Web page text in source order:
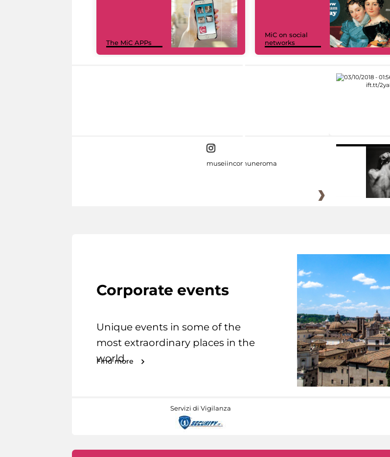
The MiC APPs
MiC on social
networks
museiincomuneroma
Corporate events
Unique events in some of the
most extraordinary places in the
world.
Find more
Servizi di Vigilanza